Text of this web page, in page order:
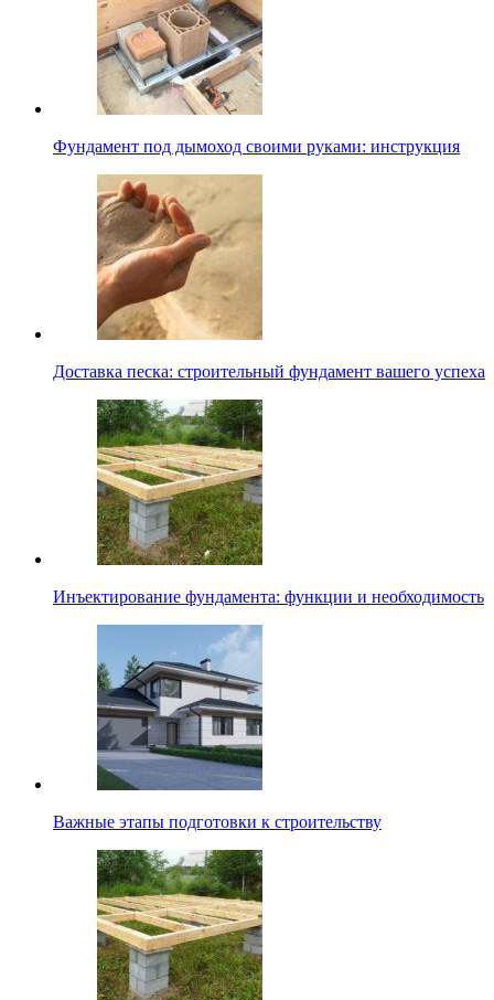
Фундамент под дымоход своими руками: инструкция
Доставка песка: строительный фундамент вашего успеха
Инъектирование фундамента: функции и необходимость
Важные этапы подготовки к строительству